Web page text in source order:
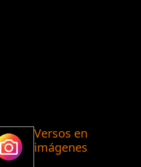
Versos en
imágenes